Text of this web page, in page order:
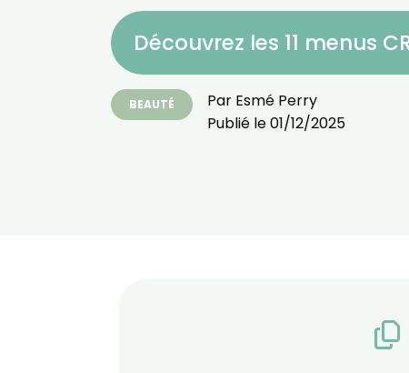
Découvrez les 11 menus
BEAUTÉ Par Esmé Perry
Publié le01/12/2025